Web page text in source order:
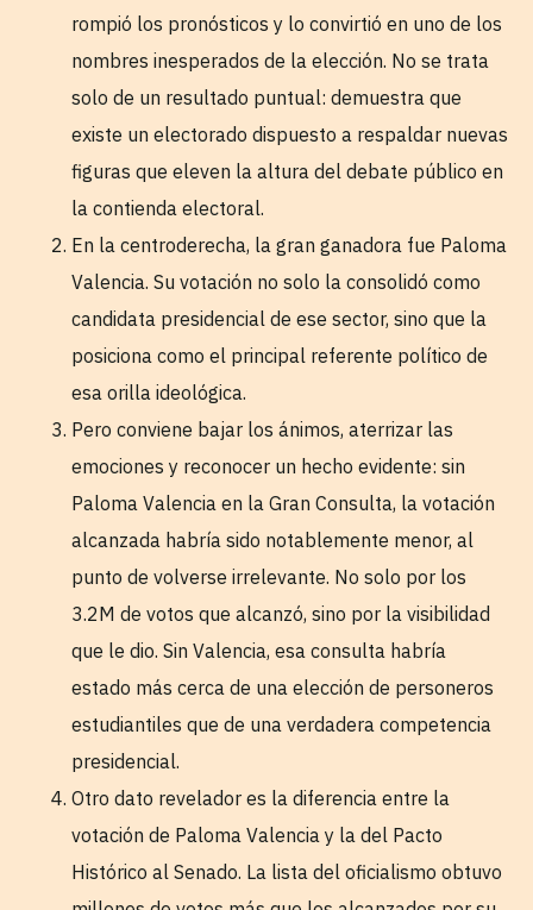
rompió los pronósticos y lo convirtió en uno de los
nombres inesperados de la elección. No se trata
solo de un resultado puntual: demuestra que
existe un electorado dispuesto a respaldar nuevas
figuras que eleven la altura del debate público en
la contienda electoral.
En la centroderecha, la gran ganadora fue Paloma
Valencia. Su votación no solo la consolidó como
candidata presidencial de ese sector, sino que la
posiciona como el principal referente político de
esa orilla ideológica.
Pero conviene bajar los ánimos, aterrizar las
emociones y reconocer un hecho evidente: sin
Paloma Valencia en la Gran Consulta, la votación
alcanzada habría sido notablemente menor, al
punto de volverse irrelevante. No solo por los
3.2M de votos que alcanzó, sino por la visibilidad
que le dio. Sin Valencia, esa consulta habría
estado más cerca de una elección de personeros
estudiantiles que de una verdadera competencia
presidencial.
Otro dato revelador es la diferencia entre la
votación de Paloma Valencia y la del Pacto
Histórico al Senado. La lista del oficialismo obtuvo